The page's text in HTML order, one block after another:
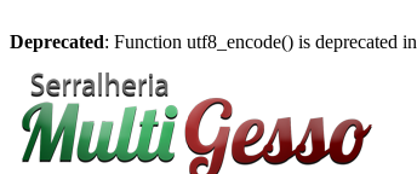
Deprecated: Function utf8_encode() is deprecated in